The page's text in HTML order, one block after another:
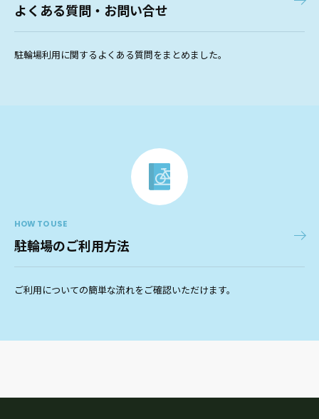
よくある質問・お問い合せ
駐輪場利用に関するよくある質問をまとめました。
HOW TO USE
駐輪場のご利用方法
ご利用についての簡単な流れをご確認いただけます。